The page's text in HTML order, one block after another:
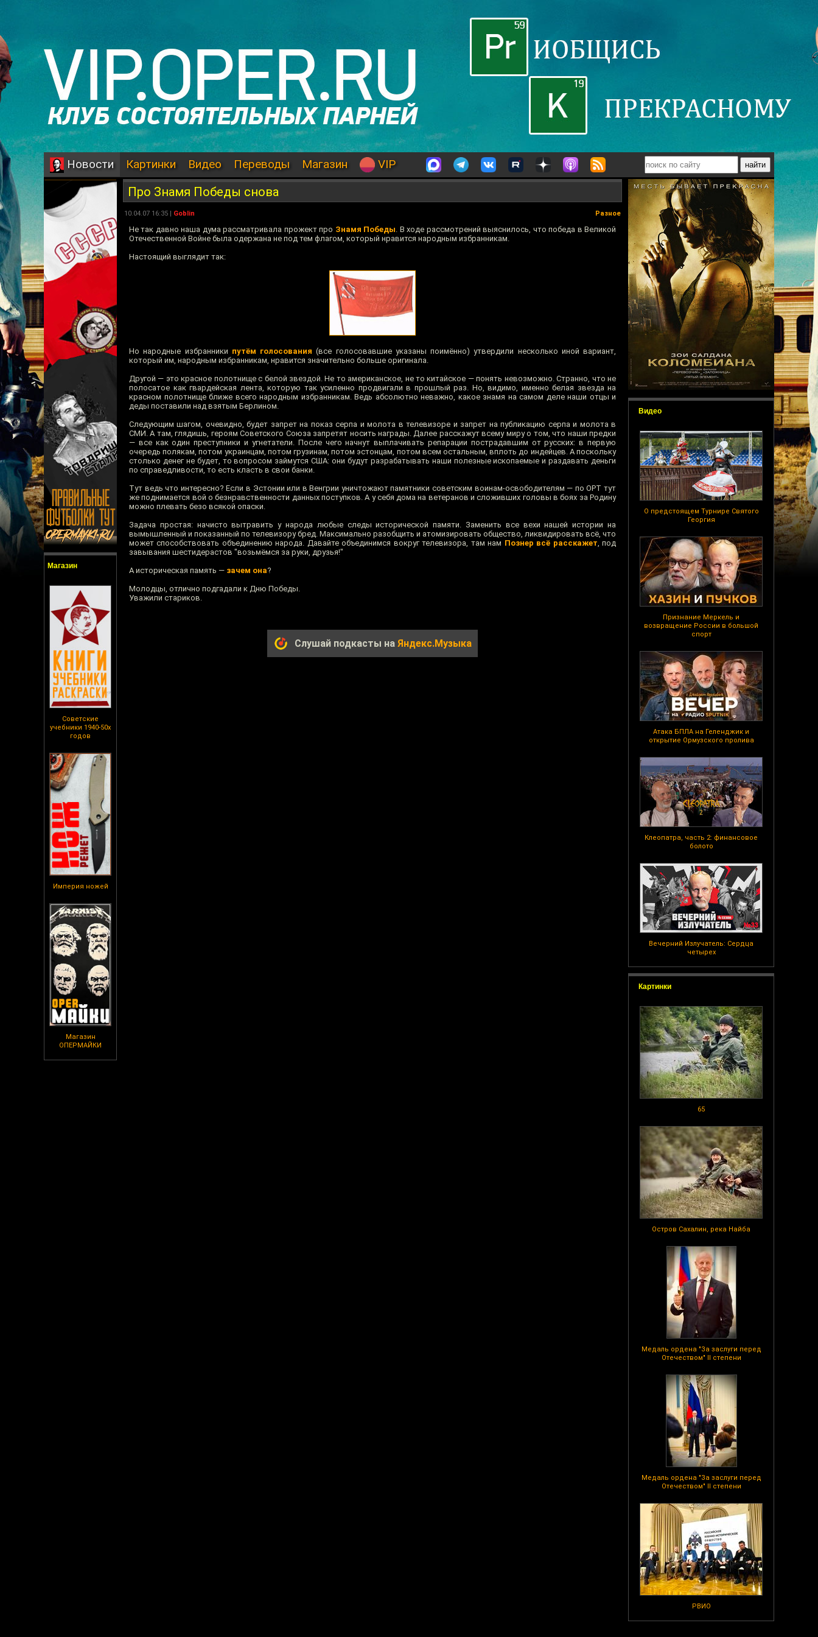
Новости Картинки Видео Переводы Магазин VIP
Магазин
Советские
учебники 1940-50х
годов
Империя ножей
Магазин
ОПЕРМАЙКИ
Видео
О предстоящем Турнире Святого
Георгия
Признание Меркель и
возвращение России в большой
спорт
Атака БПЛА на Геленджик и
открытие Ормузского пролива
Клеопатра, часть 2: финансовое
болото
Вечерний Излучатель: Сердца
четырех
Картинки
65
Остров Сахалин, река Найба
Медаль ордена "За заслуги перед
Отечеством" II степени
Медаль ордена "За заслуги перед
Отечеством" II степени
РВИО
Про Знамя Победы снова
10.04.07 16:35 | Goblin Разное
Не так давно наша дума рассматривала прожект про Знамя Победы. В ходе рассмотрений выяснилось, что победа в Великой
Отечественной Войне была одержана не под тем флагом, который нравится народным избранникам.
Настоящий выглядит так:
Но народные избранники путём голосования (все голосовавшие указаны поимённо) утвердили несколько иной вариант,
который им, народным избранникам, нравится значительно больше оригинала.
Другой — это красное полотнище с белой звездой. Не то американское, не то китайское — понять невозможно. Странно, что не
полосатое как гвардейская лента, которую так усиленно продвигали в прошлый раз. Но, видимо, именно белая звезда на
красном полотнище ближе всего народным избранникам. Ведь абсолютно неважно, какое знамя на самом деле наши отцы и
деды поставили над взятым Берлином.
Следующим шагом, очевидно, будет запрет на показ серпа и молота в телевизоре и запрет на публикацию серпа и молота в
СМИ. А там, глядишь, героям Советского Союза запретят носить награды. Далее расскажут всему миру о том, что наши предки
— все как один преступники и угнетатели. После чего начнут выплачивать репарации пострадавшим от русских: в первую
очередь полякам, потом украинцам, потом грузинам, потом эстонцам, потом всем остальным, вплоть до индейцев. А поскольку
столько денег не будет, то вопросом займутся США: они будут разрабатывать наши полезные ископаемые и раздавать деньги
по справедливости, то есть класть в свои банки.
Тут ведь что интересно? Если в Эстонии или в Венгрии уничтожают памятники советским воинам-освободителям — по ОРТ тут
же поднимается вой о безнравственности данных поступков. А у себя дома на ветеранов и сложивших головы в боях за Родину
можно плевать безо всякой опаски.
Задача простая: начисто вытравить у народа любые следы исторической памяти. Заменить все вехи нашей истории на
вымышленный и показанный по телевизору бред. Максимально разобщить и атомизировать общество, ликвидировать всё, что
может способствовать объединению народа. Давайте объединимся вокруг телевизора, там нам Познер всё расскажет, под
завывания шестидерастов "возьмёмся за руки, друзья!"
А историческая память — зачем она?
Молодцы, отлично подгадали к Дню Победы.
Уважили стариков.
Слушай подкасты на Яндекс.Музыка